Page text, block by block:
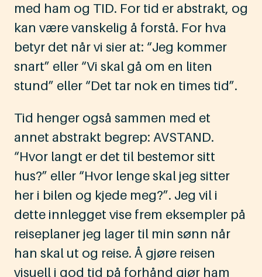
med ham og TID. For tid er abstrakt, og
kan være vanskelig å forstå. For hva
betyr det når vi sier at: “Jeg kommer
snart” eller “Vi skal gå om en liten
stund” eller “Det tar nok en times tid”.
Tid henger også sammen med et
annet abstrakt begrep: AVSTAND.
“Hvor langt er det til bestemor sitt
hus?” eller “Hvor lenge skal jeg sitter
her i bilen og kjede meg?”. Jeg vil i
dette innlegget vise frem eksempler på
reiseplaner jeg lager til min sønn når
han skal ut og reise. Å gjøre reisen
visuell i god tid på forhånd gjør ham